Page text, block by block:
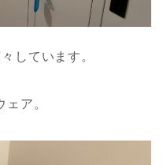
しています。
ア。